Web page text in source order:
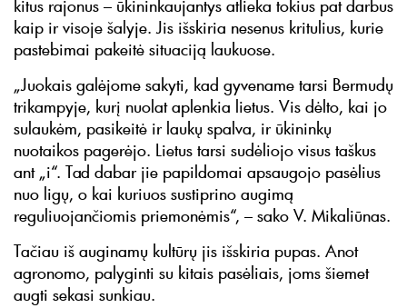
kitus rajonus – ūkininkaujantys atlieka tokius pat darbus
kaip ir visoje šalyje. Jis išskiria nesenus kritulius, kurie
pastebimai pakeitė situaciją laukuose.
„Juokais galėjome sakyti, kad gyvename tarsi Bermudų
trikampyje, kurį nuolat aplenkia lietus. Vis dėlto, kai jo
sulaukėm, pasikeitė ir laukų spalva, ir ūkininkų
nuotaikos pagerėjo. Lietus tarsi sudėliojo visus taškus
ant „i“. Tad dabar jie papildomai apsaugojo pasėlius
nuo ligų, o kai kuriuos sustiprino augimą
reguliuojančiomis priemonėmis“, – sako V. Mikaliūnas.
Tačiau iš auginamų kultūrų jis išskiria pupas. Anot
agronomo, palyginti su kitais pasėliais, joms šiemet
augti sekasi sunkiau.